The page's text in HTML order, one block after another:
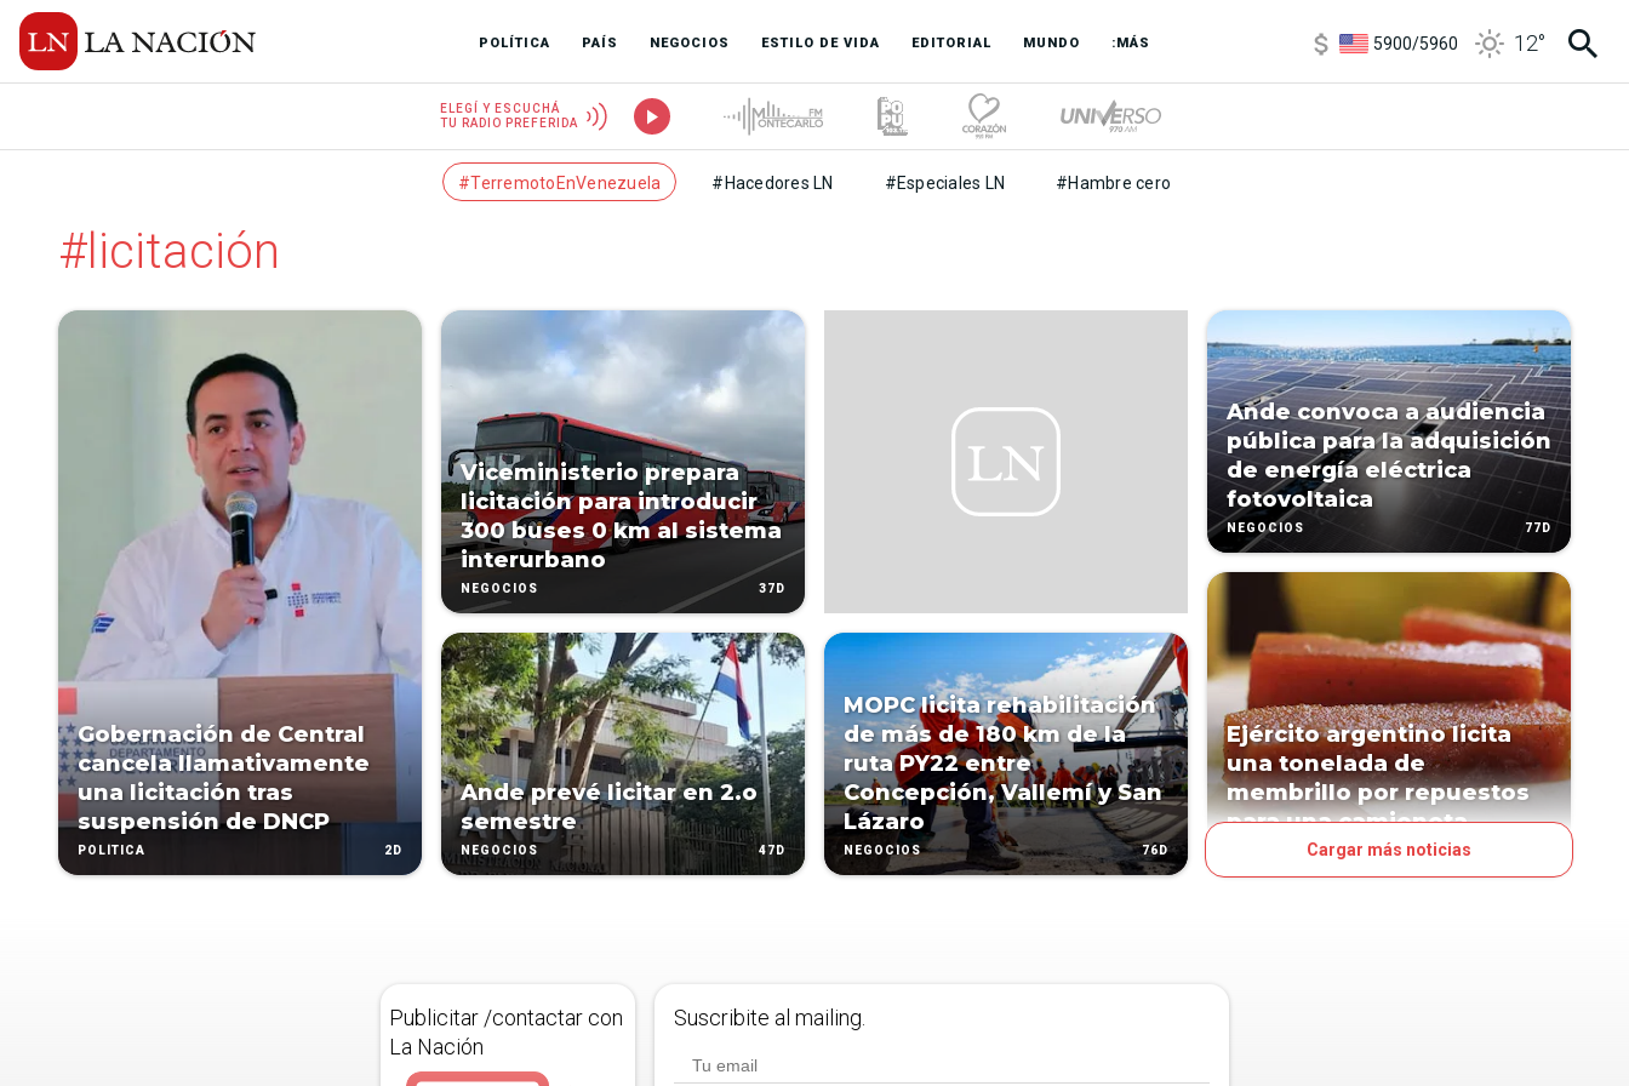
POLÍTICA PAÍS NEGOCIOS ESTILO DE VIDA EDITORIAL MUNDO :MÁS
5900/5960
12°
ELEGÍ Y ESCUCHÁ
TU RADIO PREFERIDA
#TerremotoEnVenezuela #Hacedores LN #Especiales LN #Hambre cero
#licitación
Gobernación de Central
cancela llamativamente
una licitación tras
suspensión de DNCP
POLÍTICA 2D
Viceministerio prepara
licitación para introducir
300 buses 0 km al sistema
interurbano
NEGOCIOS 37D
Ande prevé licitar en 2.o
semestre
NEGOCIOS 47D
MOPC licita rehabilitación
de más de 180 km de la
ruta PY22 entre
Concepción, Vallemí y San
Lázaro
NEGOCIOS 76D
Ande convoca a audiencia
pública para la adquisición
de energía eléctrica
fotovoltaica
NEGOCIOS 77D
Ejército argentino licita
una tonelada de
membrillo por repuestos
para una camioneta
Cargar más noticias
Publicitar /contactar con
La Nación
Suscribite al mailing.